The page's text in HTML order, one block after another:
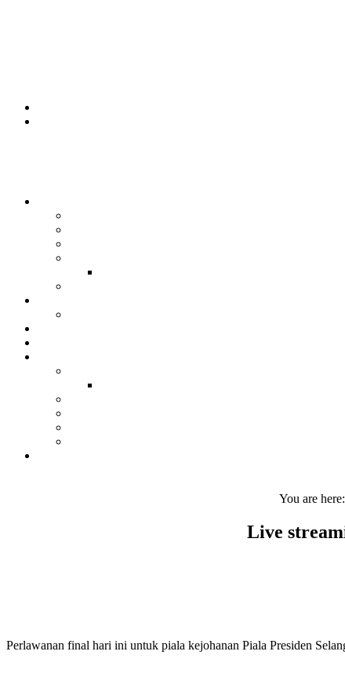
You are here:
Live
Perlawanan final hari ini untuk piala kejohanan Piala Presiden